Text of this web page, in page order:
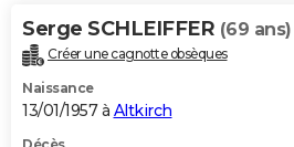
Serge SCHLEIFFER (69 ans)
Créer une cagnotte obsèques
Naissance
13/01/1957 à Altkirch
Décès